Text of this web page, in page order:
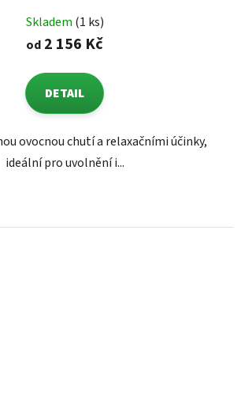
Skladem (1 ks)
od 2 156 Kč
DETAIL
ovocnou chutí a relaxačními účinky,
ideální pro uvolnění i...